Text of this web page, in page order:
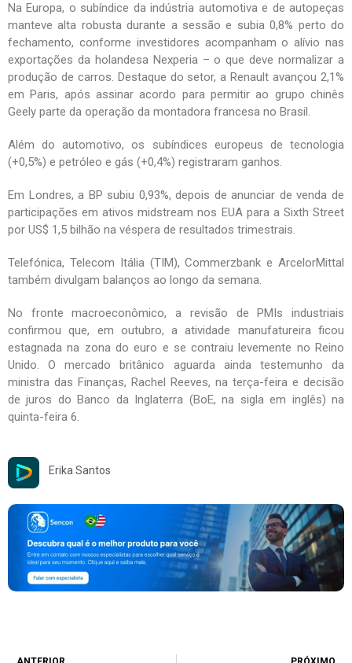
Na Europa, o subíndice da indústria automotiva e de autopeças
manteve alta robusta durante a sessão e subia 0,8% perto do
fechamento, conforme investidores acompanham o alívio nas
exportações da holandesa Nexperia – o que deve normalizar a
produção de carros. Destaque do setor, a Renault avançou 2,1%
em Paris, após assinar acordo para permitir ao grupo chinês
Geely parte da operação da montadora francesa no Brasil.
Além do automotivo, os subíndices europeus de tecnologia
(+0,5%) e petróleo e gás (+0,4%) registraram ganhos.
Em Londres, a BP subiu 0,93%, depois de anunciar de venda de
participações em ativos midstream nos EUA para a Sixth Street
por US$ 1,5 bilhão na véspera de resultados trimestrais.
Telefónica, Telecom Itália (TIM), Commerzbank e ArcelorMittal
também divulgam balanços ao longo da semana.
No fronte macroeconômico, a revisão de PMIs industriais
confirmou que, em outubro, a atividade manufatureira ficou
estagnada na zona do euro e se contraiu levemente no Reino
Unido. O mercado britânico aguarda ainda testemunho da
ministra das Finanças, Rachel Reeves, na terça-feira e decisão
de juros do Banco da Inglaterra (BoE, na sigla em inglês) na
quinta-feira 6.
Erika Santos